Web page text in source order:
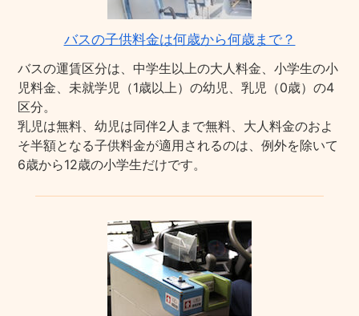
バスの子供料金は何歳から何歳まで？
バスの運賃区分は、中学生以上の大人料金、小学生の小
児料金、未就学児（1歳以上）の幼児、乳児（0歳）の4
区分。
乳児は無料、幼児は同伴2人まで無料、大人料金のおよ
そ半額となる子供料金が適用されるのは、例外を除いて
6歳から12歳の小学生だけです。